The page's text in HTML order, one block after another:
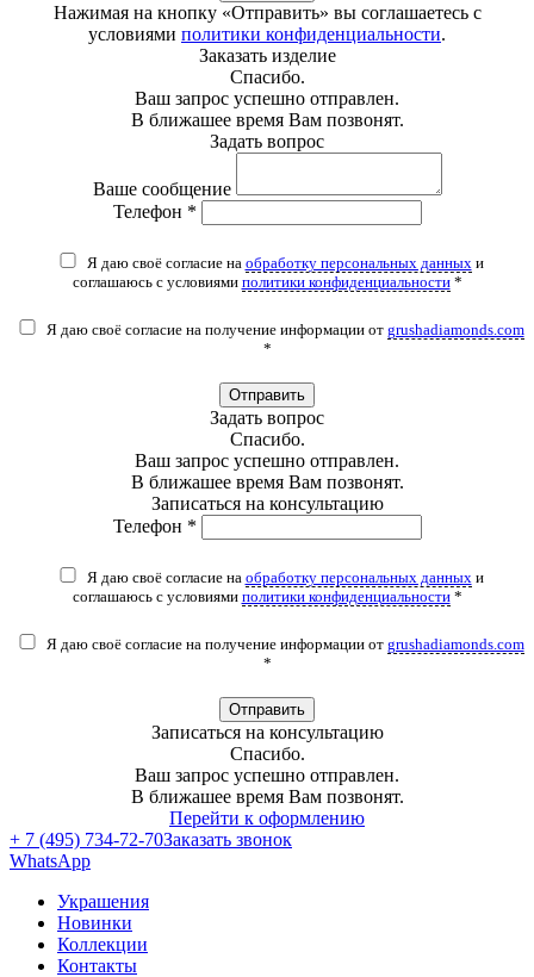
Нажимая на кнопку «Отправить» вы соглашаетесь с
условиями политики конфиденциальности.
Заказать изделие
Спасибо.
Ваш запрос успешно отправлен.
В ближашее время Вам позвонят.
Задать вопрос
Ваше сообщение
Телефон *
Я даю своё согласие на обработку персональных данных и
соглашаюсь с условиями политики конфиденциальности*
Я даю своё согласие на получение информации от grushadiamonds.com
*
Отправить
Задать вопрос
Спасибо.
Ваш запрос успешно отправлен.
В ближашее время Вам позвонят.
Записаться на консультацию
Телефон *
Я даю своё согласие на обработку персональных данных и
соглашаюсь с условиями политики конфиденциальности*
Я даю своё согласие на получение информации от grushadiamonds.com
*
Отправить
Записаться на консультацию
Спасибо.
Ваш запрос успешно отправлен.
В ближашее время Вам позвонят.
Перейти к оформлению
+ 7 (495) 734-72-70Заказать звонок
WhatsApp
Украшения
Новинки
Коллекции
Контакты